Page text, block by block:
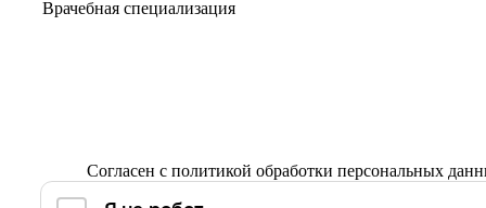
Согласен с политикой обработки персональных